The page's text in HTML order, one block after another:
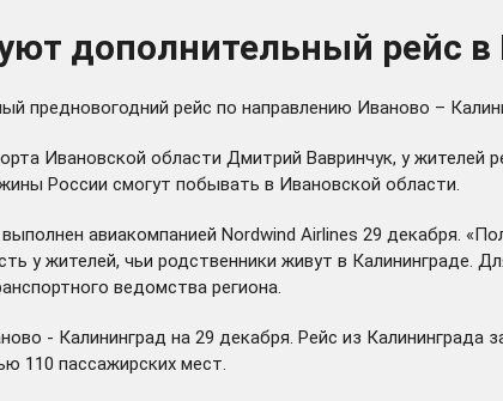
дополнительный рейс
предновогодний рейс по направлению Иваново –
Ивановской области Дмитрий Вавринчук, у жителей
России смогут побывать в Ивановской области.
авиакомпанией Nordwind Airlines 29 декабря.
у жителей, чьи родственники живут в Калининграде.
ведомства региона.
- Калининград на 29 декабря. Рейс из Калининграда
110 пассажирских мест.